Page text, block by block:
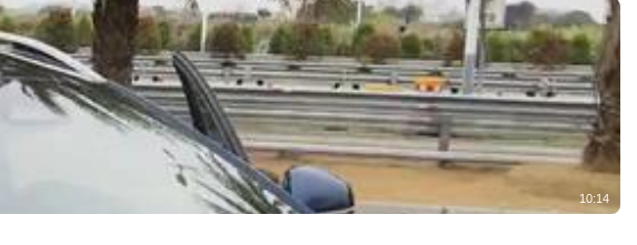
10:14